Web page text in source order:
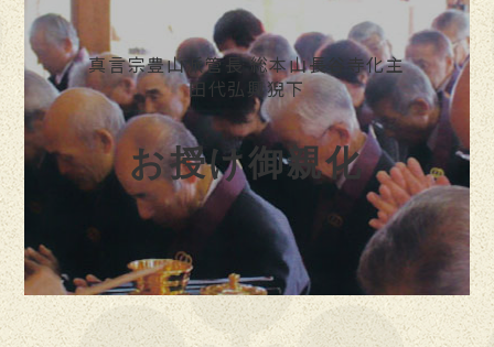
お問い合わせ
個人情報保護方針
真言宗豊山派管長 総本山長谷寺化主
田代弘興猊下
お授け御親化